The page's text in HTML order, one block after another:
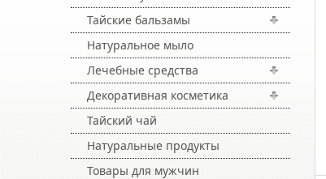
Тайские бальзамы
Натуральное мыло
Лечебные средства
Декоративная косметика
Тайский чай
Натуральные продукты
Товары для мужчин